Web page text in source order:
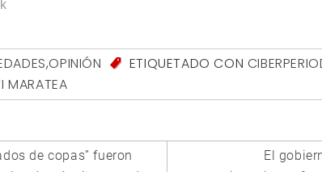
,OPINIÓN ETIQUETADO CON
MARATEA
de copas” fueron
El